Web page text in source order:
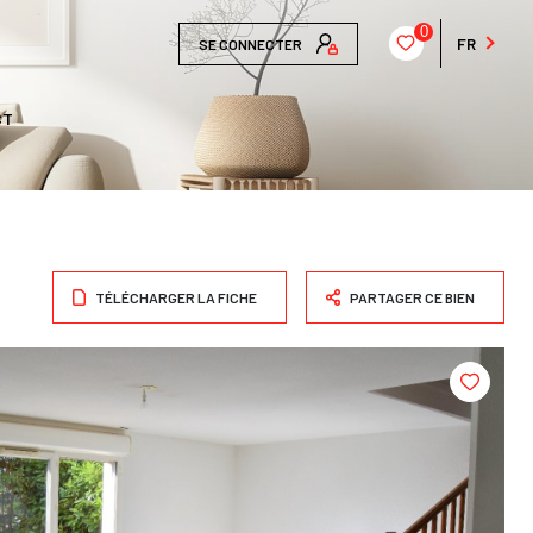
SE CONNECTER
0
FR
TÉLÉCHARGER LA FICHE PARTAGER CE BIEN